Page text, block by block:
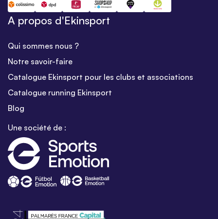
A propos d'Ekinsport
Qui sommes nous ?
Notre savoir-faire
Catalogue Ekinsport pour les clubs et associations
Catalogue running Ekinsport
Blog
Une société de :